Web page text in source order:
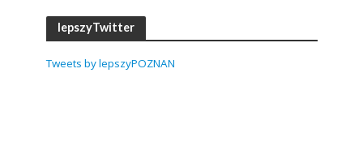
lepszyTwitter
Tweets by lepszyPOZNAN